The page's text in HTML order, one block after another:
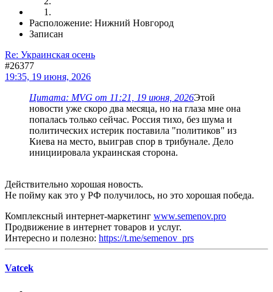
Расположение: Нижний Новгород
Записан
Re: Украинская осень
#26377
19:35, 19 июня, 2026
Цитата: MVG от 11:21, 19 июня, 2026Этой
новости уже скоро два месяца, но на глаза мне она
попалась только сейчас. Россия тихо, без шума и
политических истерик поставила "политиков" из
Киева на место, выиграв спор в трибунале. Дело
инициировала украинская сторона.
Действительно хорошая новость.
Не пойму как это у РФ получилось, но это хорошая победа.
Комплексный интернет-маркетинг www.semenov.pro
Продвижение в интернет товаров и услуг.
Интересно и полезно: https://t.me/semenov_prs
Vatcek